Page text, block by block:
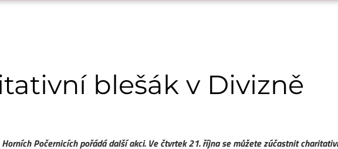
blešák v Divizně
Počernicích pořádá další akci. Ve čtvrtek 21. října se můžete zúčastnit